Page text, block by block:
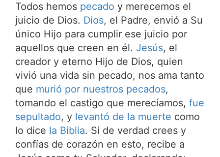
Todos hemos pecado y merecemos el
juicio de Dios. Dios, el Padre, envió a Su
único Hijo para cumplir ese juicio por
aquellos que creen en él. Jesús, el
creador y eterno Hijo de Dios, quien
vivió una vida sin pecado, nos ama tanto
que murió por nuestros pecados,
tomando el castigo que merecíamos, fue
sepultado, y levantó de la muerte como
lo dice la Biblia. Si de verdad crees y
confías de corazón en esto, recibe a